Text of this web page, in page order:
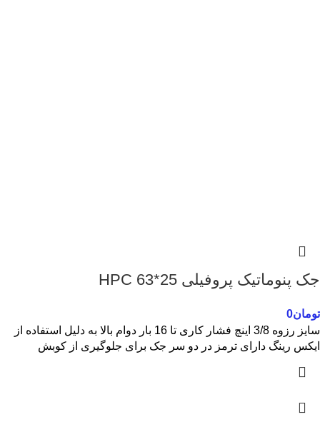
جک پنوماتیک پروفیلی 25*63 HPC
تومان0
سایز رزوه 3/8 اینچ فشار کاری تا 16 بار دوام بالا به دلیل استفاده از
ایکس رینگ دارای ترمز در دو سر جک برای جلوگیری از کوبش